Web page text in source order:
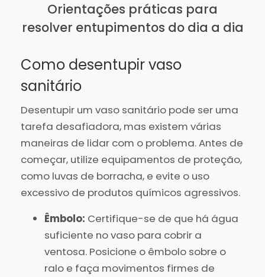
Orientações práticas para
resolver entupimentos do dia a dia
Como desentupir vaso
sanitário
Desentupir um vaso sanitário pode ser uma
tarefa desafiadora, mas existem várias
maneiras de lidar com o problema. Antes de
começar, utilize equipamentos de proteção,
como luvas de borracha, e evite o uso
excessivo de produtos químicos agressivos.
Êmbolo: Certifique-se de que há água
suficiente no vaso para cobrir a
ventosa. Posicione o êmbolo sobre o
ralo e faça movimentos firmes de